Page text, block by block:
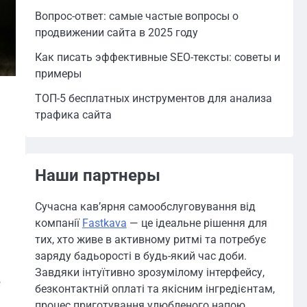
Вопрос-ответ: самые частые вопросы о
продвижении сайта в 2025 году
Как писать эффективные SEO-тексты: советы и
примеры
ТОП-5 бесплатных инструментов для анализа
трафика сайта
Наши партнеры
Сучасна кав’ярня самообслуговування від
компанії Fastkava — це ідеальне рішення для
тих, хто живе в активному ритмі та потребує
заряду бадьорості в будь-який час доби.
Завдяки інтуїтивно зрозумілому інтерфейсу,
безконтактній оплаті та якісним інгредієнтам,